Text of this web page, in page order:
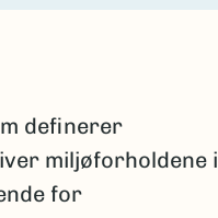
definerer
miljøforholdene i
for